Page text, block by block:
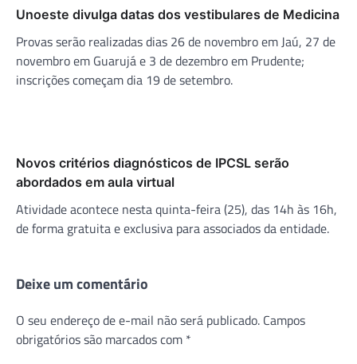
Unoeste divulga datas dos vestibulares de Medicina
Provas serão realizadas dias 26 de novembro em Jaú, 27 de
novembro em Guarujá e 3 de dezembro em Prudente;
inscrições começam dia 19 de setembro.
Novos critérios diagnósticos de IPCSL serão
abordados em aula virtual
Atividade acontece nesta quinta-feira (25), das 14h às 16h,
de forma gratuita e exclusiva para associados da entidade.
Deixe um comentário
O seu endereço de e-mail não será publicado. Campos
obrigatórios são marcados com *